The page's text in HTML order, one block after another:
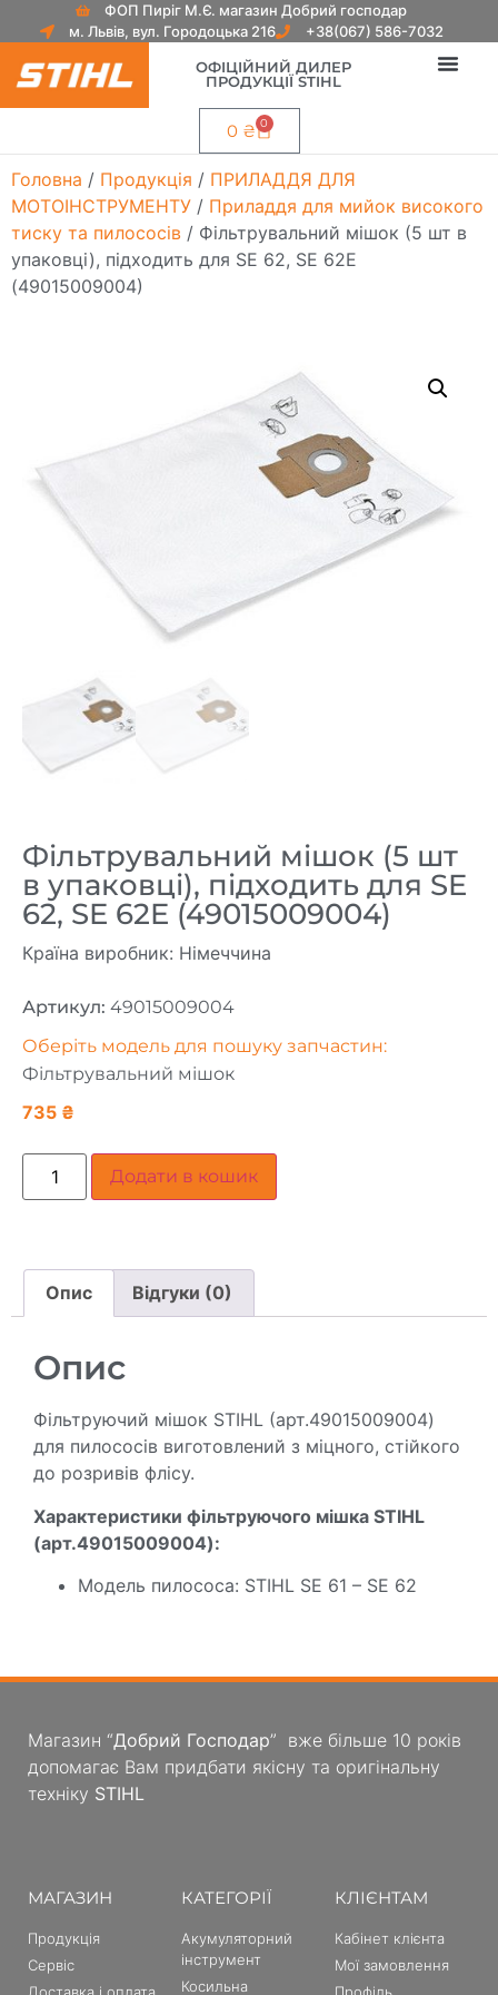
ФОП Пиріг М.Є. магазин Добрий господар
м. Львів, вул. Городоцька 216
+38(067) 586-7032
ОФІЦІЙНИЙ ДИЛЕР
ПРОДУКЦІЇ STIHL
0 ₴ 0
Головна / Продукція / ПРИЛАДДЯ ДЛЯ
МОТОІНСТРУМЕНТУ / Приладдя для мийок високого
тиску та пилососів / Фільтрувальний мішок (5 шт в
упаковці), підходить для SE 62, SE 62E
(49015009004)
Фільтрувальний мішок (5 шт
в упаковці), підходить для SE
62, SE 62E (49015009004)
Країна виробник: Німеччина
Артикул: 49015009004
Оберіть модель для пошуку запчастин:
Фільтрувальний мішок
735 ₴
Додати в кошик
Опис Відгуки (0)
Опис
Фільтруючий мішок STIHL (арт.49015009004)
для пилососів виготовлений з міцного, стійкого
до розривів флісу.
Характеристики фільтруючого мішка STIHL
(арт.49015009004):
Модель пилососа: STIHL SE 61 – SE 62
Магазин “Добрий Господар” вже більше 10 років
допомагає Вам придбати якісну та оригінальну
техніку STIHL
МАГАЗИН
Продукція
Сервіс
КАТЕГОРІЇ
Акумуляторний
інструмент
Косильна
КЛІЄНТАМ
Кабінет клієнта
Мої замовлення